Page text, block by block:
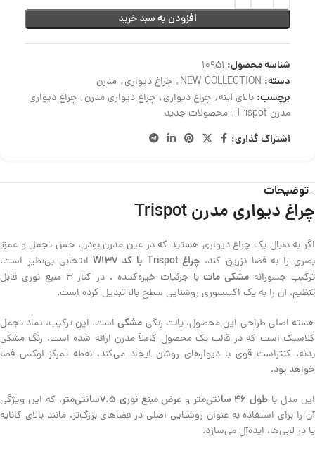
افزودن به سبد خرید
شناسه محصول: 10951
دسته: NEW COLLECTION
, چراغ دیواری, مدرن
برچسب: بالای آینه, چراغ دیواری, چراغ دیواری مدرن, چراغ دیواری
مدرن Trispot
, محصولات جدید
اشتراک گذاری:
توضیحات
چراغ دیواری مدرن Trispot
اگر به دنبال یک چراغ دیواری هستید که در عین مدرن بودن، حس تجمل و عمق
بصری را به فضا تزریق کند، چراغ Trispot با کد W137
انتخابی بی‌نظیر است.
ترکیب جسورانه مشکی مات
با جزئیات خیره‌کننده ، در کنار 3 منبع نوری قابل
تنظیم، آن را به یک اکسسوری روشنایی سطح بالا تبدیل کرده است.
هسته اصلی طراحی این محصول، پالت رنگی مشکیاست. این ترکیب، نماد تجمل
کلاسیک است که در قالب یک محصول کاملاً مدرن ارائه شده است. رنگ مشکی
بدنه، کنتراست قوی با دیوارهای روشن ایجاد می‌کند، نقطه تمرکز لوکس فضا
خواهد بود.
این مدل باطول 46 سانتی‌متر وعرض مبنع نوری 7.5سانتی‌متر
، که این ویژگی
آن را برای استفاده به عنوان روشنایی اصلی در فضاهای بزرگ‌تر، مانند بالای کاناپه
یا در لابی‌ها، ایده‌آل می‌سازد.